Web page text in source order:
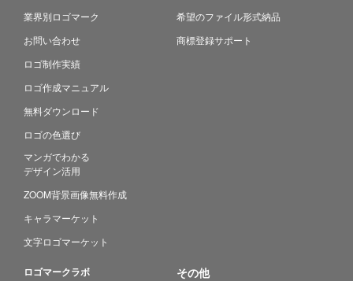
業界別ロゴマーク
お問い合わせ
ロゴ制作実績
ロゴ作成マニュアル
無料ダウンロード
ロゴの色選び
マンガでわかる
デザイン活用
ZOOM背景画像無料作成
キャラマーケット
文字ロゴマーケット
希望のファイル形式納品
商標登録サポート
ロゴマークラボ その他